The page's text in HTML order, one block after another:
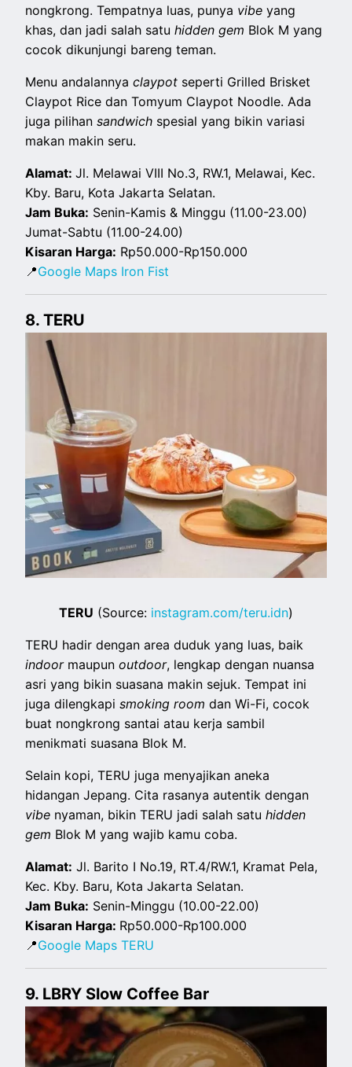
nongkrong. Tempatnya luas, punya vibeyang
khas, dan jadi salah satuhidden gem Blok M yang
cocok dikunjungi bareng teman.
Menu andalannya claypot seperti Grilled Brisket
Claypot Rice dan Tomyum Claypot Noodle. Ada
juga pilihansandwich spesial yang bikin variasi
makan makin seru.
Alamat:Jl. Melawai VIII No.3, RW.1, Melawai, Kec.
Kby. Baru, Kota Jakarta Selatan.
Jam Buka: Senin-Kamis & Minggu (11.00-23.00)
Jumat-Sabtu (11.00-24.00)
Kisaran Harga: Rp50.000-Rp150.000
📍Google Maps Iron Fist
8. TERU
TERU (Source: instagram.com/teru.idn)
TERU hadir dengan area duduk yang luas, baik
indoor maupunoutdoor, lengkap dengan nuansa
asri yang bikin suasana makin sejuk. Tempat ini
juga dilengkapismoking roomdan Wi-Fi, cocok
buat nongkrong santai atau kerja sambil
menikmati suasana Blok M.
Selain kopi, TERU juga menyajikan aneka
hidangan Jepang. Cita rasanya autentik dengan
vibe nyaman, bikin TERU jadi salah satuhidden
gem Blok M yang wajib kamu coba.
Alamat: Jl. Barito I No.19, RT.4/RW.1, Kramat Pela,
Kec. Kby. Baru, Kota Jakarta Selatan.
Jam Buka: Senin-Minggu (10.00-22.00)
Kisaran Harga: Rp50.000-Rp100.000
📍Google Maps TERU
9. LBRY Slow Coffee Bar